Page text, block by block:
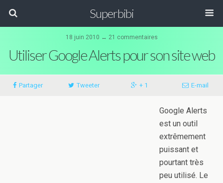
Superbibi
18 juin 2010 ↔ 21 commentaires
Utiliser Google Alerts pour son site web
Partager Tweeter + 1 E-mail
Google Alerts
est un outil
extrêmement
puissant et
pourtant très
peu utilisé. Le